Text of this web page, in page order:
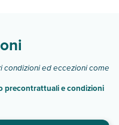
condizioni ed eccezioni come
precontrattuali e condizioni